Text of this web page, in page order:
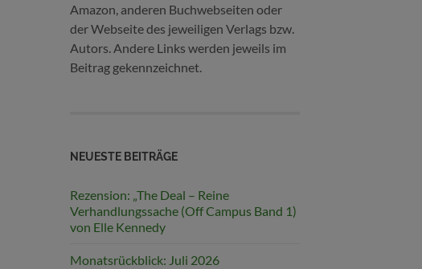
Amazon, anderen Buchwebseiten oder
der Webseite des jeweiligen Verlags bzw.
Autors. Andere Links werden jeweils im
Beitrag gekennzeichnet.
NEUESTE BEITRÄGE
Rezension: „The Deal – Reine
Verhandlungssache (Off Campus Band 1)
von Elle Kennedy
Monatsrückblick: Juli 2026